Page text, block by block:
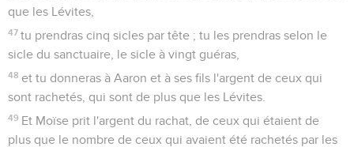
que les Lévites,
47 tu prendras cinq sicles par tête ; tu les prendras selon le
sicle du sanctuaire, le sicle à vingt guéras,
48 et tu donneras à Aaron et à ses fils l'argent de ceux qui
sont rachetés, qui sont de plus que les Lévites.
49 Et Moïse prit l'argent du rachat, de ceux qui étaient de
plus que le nombre de ceux qui avaient été rachetés par les